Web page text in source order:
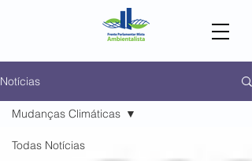
Notícias
Todas Notícias
Mudanças Climáticas